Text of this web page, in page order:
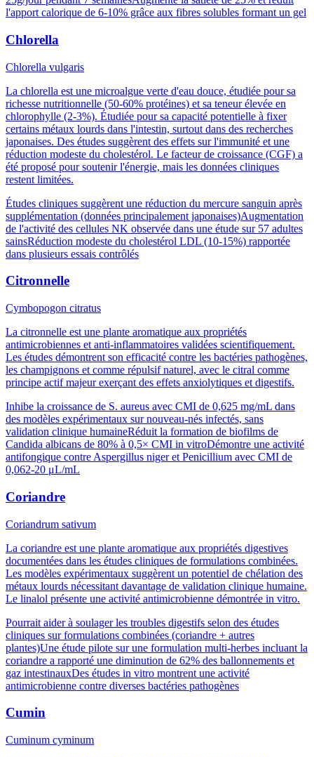
l'apport calorique de 6-10% grâce aux fibres solubles formant un gel
Chlorella
Chlorella vulgaris
La chlorella est une microalgue verte d'eau douce, étudiée pour sa
richesse nutritionnelle (50-60% protéines) et sa teneur élevée en
chlorophylle (2-3%). Étudiée pour sa capacité potentielle à fixer
certains métaux lourds dans l'intestin, surtout dans des recherches
japonaises. Des études suggèrent des effets sur l'immunité et une
réduction modeste du cholestérol. Le facteur de croissance (CGF) a
été proposé pour soutenir l'énergie, mais les données cliniques
restent limitées.
Études cliniques suggèrent une réduction du mercure sanguin après
supplémentation (données principalement japonaises)Augmentation
de l'activité des cellules NK observée dans une étude sur 57 adultes
sainsRéduction modeste du cholestérol LDL (10-15%) rapportée
dans plusieurs essais contrôlés
Citronnelle
Cymbopogon citratus
La citronnelle est une plante aromatique aux propriétés
antimicrobiennes et anti-inflammatoires validées scientifiquement.
Les études démontrent son efficacité contre les bactéries pathogènes,
les champignons et comme répulsif naturel, avec le citral comme
principe actif majeur exerçant des effets anxiolytiques et digestifs.
Inhibe la croissance de S. aureus avec CMI de 0,625 mg/mL dans
des modèles expérimentaux sur nouveau-nés infectés, sans
validation clinique humaineRéduit la formation de biofilms de
Candida albicans de 80% à 0,5× CMI in vitroDémontre une activité
antifongique contre Aspergillus niger et Penicillium avec CMI de
0,062-20 μL/mL
Coriandre
Coriandrum sativum
La coriandre est une plante aromatique aux propriétés digestives
documentées dans les études cliniques de formulations combinées.
Les modèles expérimentaux suggèrent un potentiel de chélation des
métaux lourds nécessitant davantage de validation clinique humaine.
Le linalol présente une activité antimicrobienne démontrée in vitro.
Pourrait aider à soulager les troubles digestifs selon des études
cliniques sur formulations combinées (coriandre + autres
plantes)Une étude pilote sur une formulation multi-herbes incluant la
coriandre a rapporté une diminution de 62% des ballonnements et
gaz intestinauxDes études in vitro montrent une activité
antimicrobienne contre diverses bactéries pathogènes
Cumin
Cuminum cyminum